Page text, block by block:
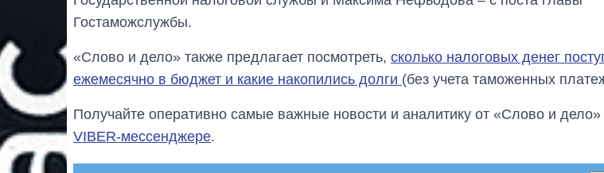
Гостаможслужбы.
«Слово и дело» также предлагает посмотреть, сколько налоговых денег
ежемесячно в бюджет и какие накопились долги (без учета таможенных
Получайте оперативно самые важные новости и аналитику от «Слово и
VIBER-мессенджере.